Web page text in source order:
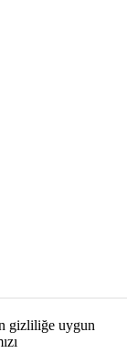
gizliliğe uygun